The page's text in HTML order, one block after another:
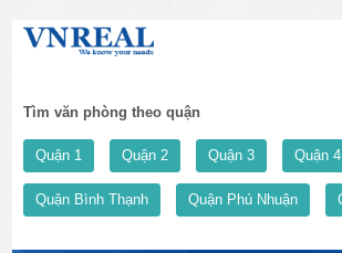
Tìm văn phòng theo quận
Quận 1 Quận 2 Quận 3 Quận 4
Quận Bình Thạnh Quận Phú Nhuận